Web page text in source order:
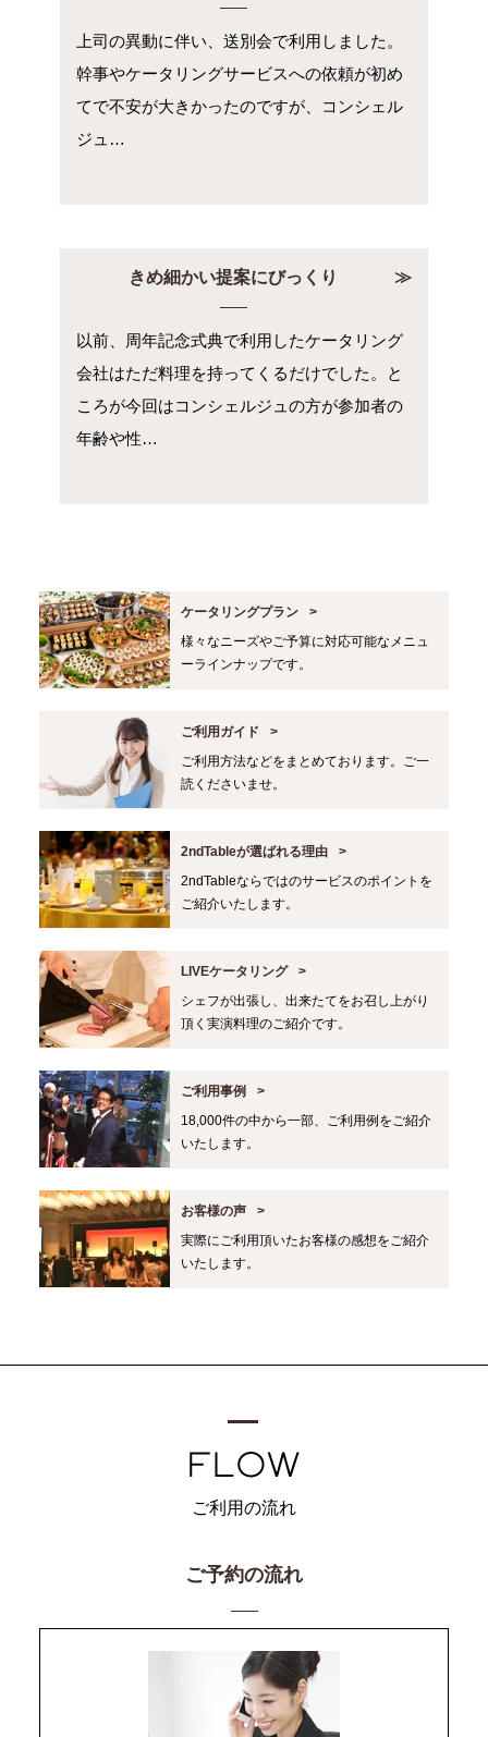
上司の異動に伴い、送別会で利用しました。
幹事やケータリングサービスへの依頼が初め
てで不安が大きかったのですが、コンシェル
ジュ…
きめ細かい提案にびっくり
以前、周年記念式典で利用したケータリング
会社はただ料理を持ってくるだけでした。と
ころが今回はコンシェルジュの方が参加者の
年齢や性…
ケータリングプラン
様々なニーズやご予算に対応可能なメニュ
ーラインナップです。
ご利用ガイド
ご利用方法などをまとめております。ご一
読くださいませ。
2ndTableが選ばれる理由
2ndTableならではのサービスのポイントを
ご紹介いたします。
LIVEケータリング
シェフが出張し、出来たてをお召し上がり
頂く実演料理のご紹介です。
ご利用事例
18,000件の中から一部、ご利用例をご紹介
いたします。
お客様の声
実際にご利用頂いたお客様の感想をご紹介
いたします。
ご利用の流れ
ご予約の流れ